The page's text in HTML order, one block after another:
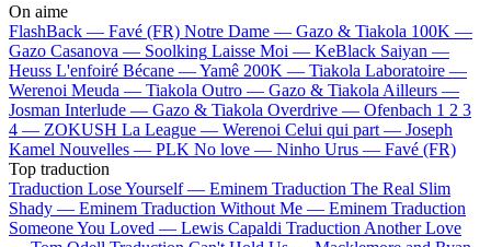
On aime
FlashBack — Favé (FR) Notre Dame — Gazo & Tiakola 100K —
Gazo Casanova — Soolking Laisse Moi — KeBlack Saiyan —
Heuss L'enfoiré Bécane —Yamê 200K — Tiakola Laboratoire —
Werenoi Meuda — Tiakola Outro — Gazo & Tiakola Ailleurs —
Josman Interlude — Gazo & Tiakola Overdrive — Ofenbach 1 2 3
4 — ZOKUSH La League — Werenoi Celui qui part — Joseph
Kamel Nouvelles — PLK No love — Ninho Urus — Favé (FR)
Top traduction
Traduction Lose Yourself — Eminem Traduction The Real Slim
Shady — Eminem Traduction Without Me — Eminem Traduction
Someone You Loved — Lewis Capaldi Traduction Another Love